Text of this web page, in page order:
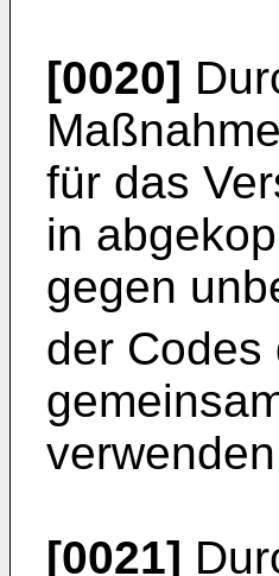
[0020]
für das
in
gegen
der Codes
[0021]